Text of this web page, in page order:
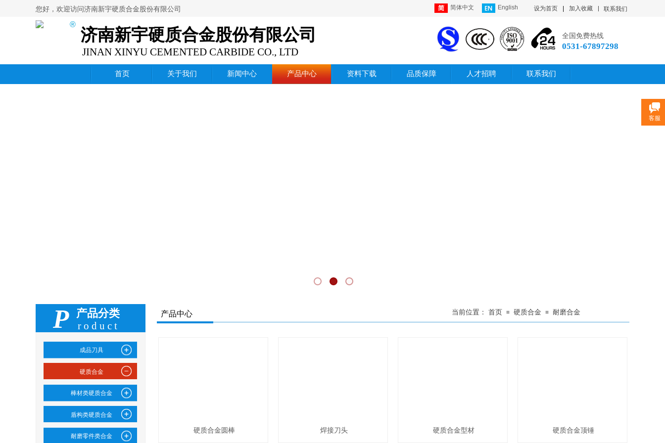
设为首页 加入收藏
您好，欢迎访问济南新宇硬质合金股份有限公司 联系我们
简体中文 English
全国免费热线
0531-67897298
济南新宇硬质合金股份有限公司
JINAN XINYU CEMENTED CARBIDE CO., LTD
®
首页 关于我们 新闻中心 产品中心 资料下载 品质保障 人才招聘 联系我们
P 产品分类 产品中心 当前位置： 首页 ≡ 硬质合金 ≡ 耐磨合金
roduct
硬质合金圆棒 焊接刀头 硬质合金型材 硬质合金顶锤
成品刀具
硬质合金
棒材类硬质合金
盾构类硬质合金
耐磨零件类合金
客服